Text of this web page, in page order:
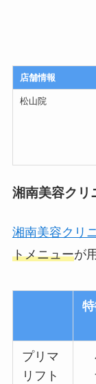
店舗情報
松山院
湘南美容クリ
湘南美容クリ
トメニューが
プリマ
リフト